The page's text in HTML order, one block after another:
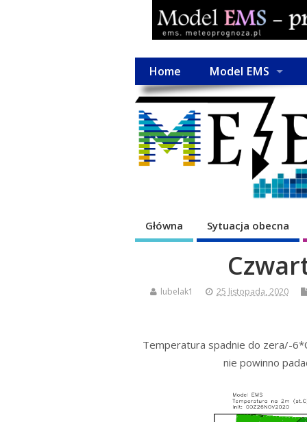
Home Model EMS
Główna Sytuacja obecna
lubelak1 25 listopada, 2020
Temperatura spadnie do zera/-
nie powinno